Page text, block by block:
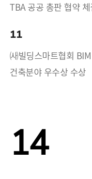
TBA 공공 총판 협약 체
11
㈔빌딩스마트협회
건축분야 우수상 수상
14